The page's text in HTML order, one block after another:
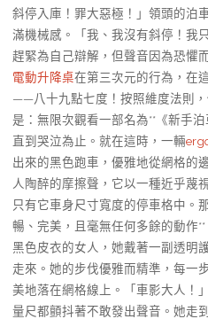
斜停入庫！罪大惡極！」領頭的泊
滿機械感。「我、我沒有斜停！我
趕緊為自己辯解，但聲音因為恐懼
電動升降桌在第三次元的行為，在
——八十九點七度！按照維度法則
是：無限次觀看一部名為**《新手
直到哭泣為止。就在這時，一輛
出來的黑色跑車，優雅地從網格的
人陶醉的摩擦聲，它以一種近乎蔑
只有它車身尺寸寬度的停車格中。
暢、完美，且毫無任何多餘的動作
黑色皮衣的女人，她戴著一副透明
走來。她的步伐優雅而精準，每一
美地落在網格線上。「車影大人！
量尺都顫抖著不敢發出聲音。她走